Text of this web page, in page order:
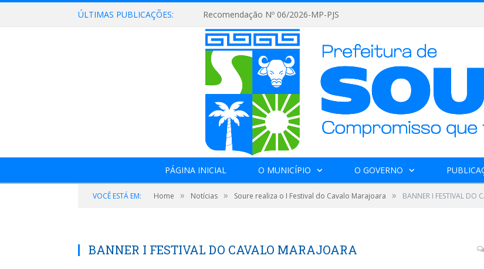
ÚLTIMAS PUBLICAÇÕES: Recomendação Nº 06/2026-MP-PJS
PÁGINA INICIAL O MUNICÍPIO O GOVERNO
VOCÊ ESTÁ EM: Home » Notícias » Soure realiza o I Festival do Cavalo Marajoara » BANNER I FESTIVAL DO
BANNER I FESTIVAL DO CAVALO MARAJOARA